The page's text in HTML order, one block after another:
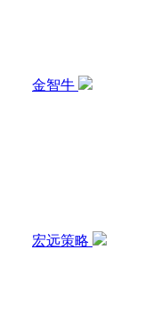
金智牛
宏远策略